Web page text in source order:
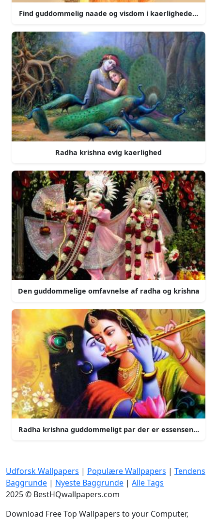
Find guddommelig naade og visdom i kaerligheden til
Radha krishna evig kaerlighed
Den guddommelige omfavnelse af radha og krishna
Radha krishna guddommeligt par der er essensen af
Udforsk Wallpapers | Populære Wallpapers | Tendens
Baggrunde | Nyeste Baggrunde | Alle Tags
2025 © BestHQwallpapers.com
Download Free Top Wallpapers to your Computer,